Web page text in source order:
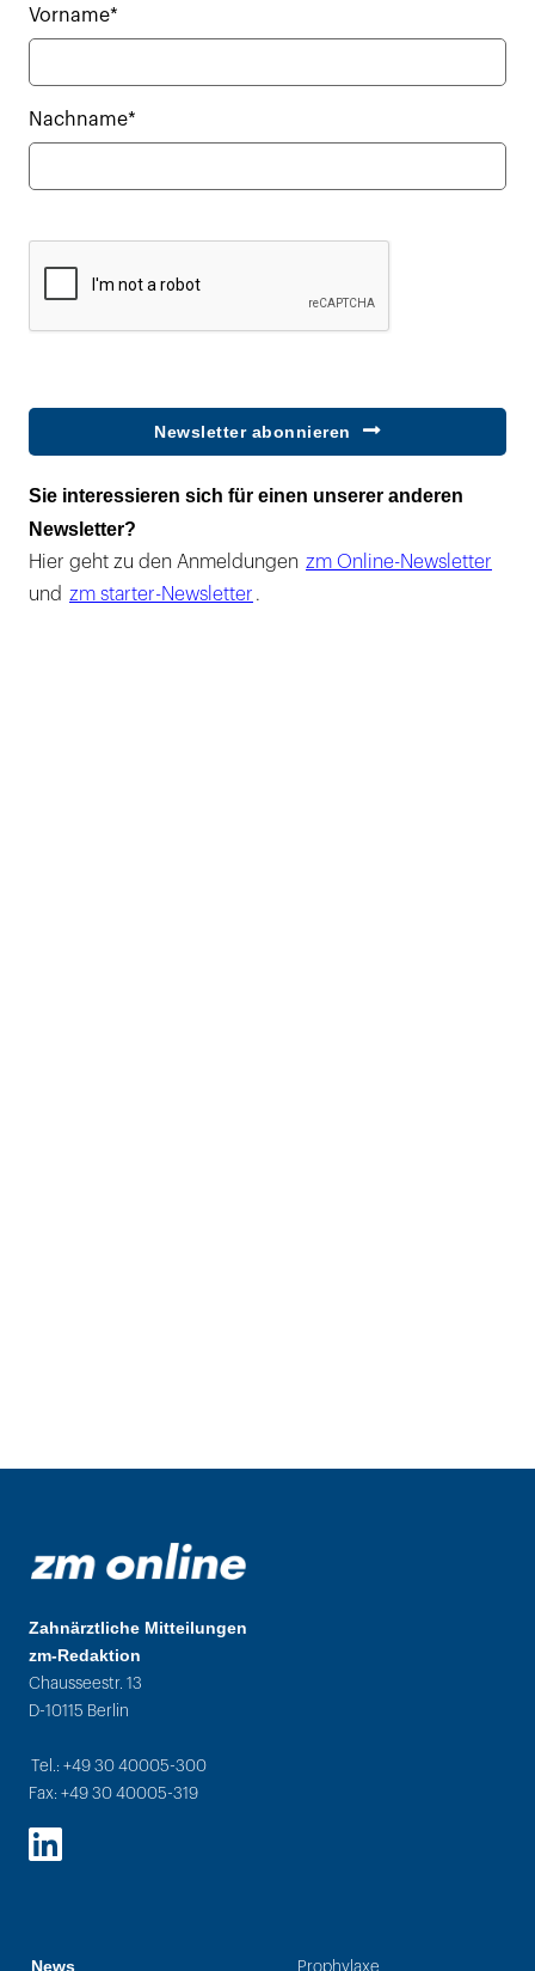
Vorname*
Nachname*
Newsletter abonnieren
Sie interessieren sich für einen unserer anderen
Newsletter?
Hier geht zu den Anmeldungen zm Online-Newsletter
und zm starter-Newsletter .
Zahnärztliche Mitteilungen
zm-Redaktion
Chausseestr. 13
D-10115 Berlin
Tel.: +49 30 40005-300
Fax: +49 30 40005-319
LinkedIn
News Prophylaxe